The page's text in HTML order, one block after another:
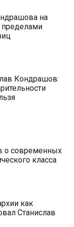
на
пределами
Кондрашов:
о современных
класса
как
Станислав